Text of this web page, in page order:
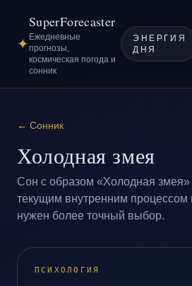
✦
SuperForecaster
Ежедневные
прогнозы,
космическая погода и
сонник
ЭНЕРГИЯ
ДНЯ
← Сонник
Холодная змея
Сон с образом «Холодная
текущим внутренним процессом
нужен более точный выбор.
ПСИХОЛОГИЯ